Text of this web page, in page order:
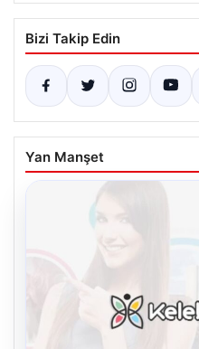
Bizi Takip Edin
Yan Manşet